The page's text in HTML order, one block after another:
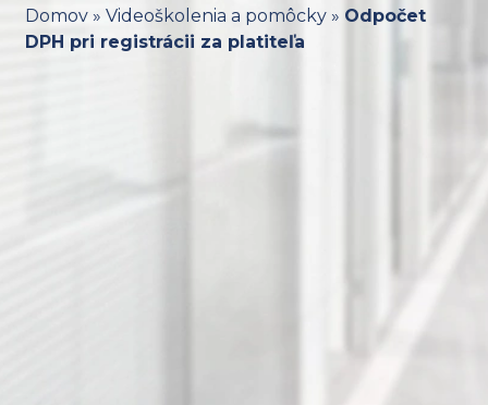
Domov» Videoškolenia a pomôcky» Odpočet
DPH pri registrácii za platiteľa